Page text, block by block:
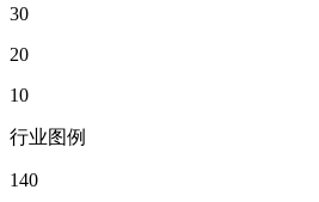
30
20
10
行业图例
140